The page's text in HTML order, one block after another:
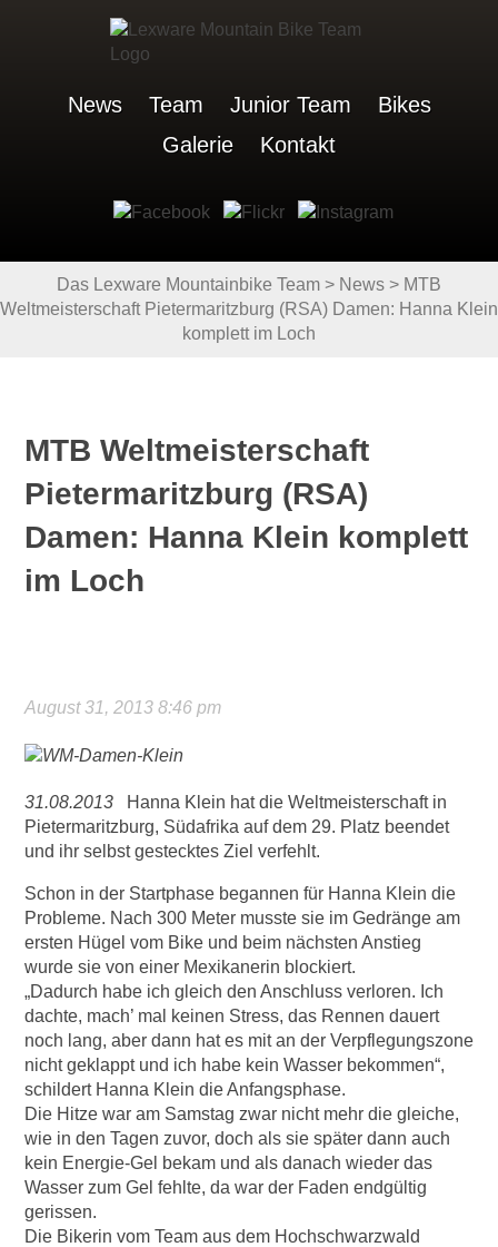
News Team Junior Team
Bikes
Galerie
Kontakt
Das Lexware Mountainbike Team > News > MTB
Weltmeisterschaft Pietermaritzburg (RSA) Damen: Hanna Klein
komplett im Loch
MTB Weltmeisterschaft
Pietermaritzburg (RSA)
Damen: Hanna Klein komplett
im Loch
August 31, 2013 8:46 pm
31.08.2013Hanna Klein hat die Weltmeisterschaft in
Pietermaritzburg, Südafrika auf dem 29. Platz beendet
und ihr selbst gestecktes Ziel verfehlt.
Schon in der Startphase begannen für Hanna Klein die
Probleme. Nach 300 Meter musste sie im Gedränge am
ersten Hügel vom Bike und beim nächsten Anstieg
wurde sie von einer Mexikanerin blockiert.
„Dadurch habe ich gleich den Anschluss verloren. Ich
dachte, mach’ mal keinen Stress, das Rennen dauert
noch lang, aber dann hat es mit an der Verpflegungszone
nicht geklappt und ich habe kein Wasser bekommen“,
schildert Hanna Klein die Anfangsphase.
Die Hitze war am Samstag zwar nicht mehr die gleiche,
wie in den Tagen zuvor, doch als sie später dann auch
kein Energie-Gel bekam und als danach wieder das
Wasser zum Gel fehlte, da war der Faden endgültig
gerissen.
Die Bikerin vom Team aus dem Hochschwarzwald